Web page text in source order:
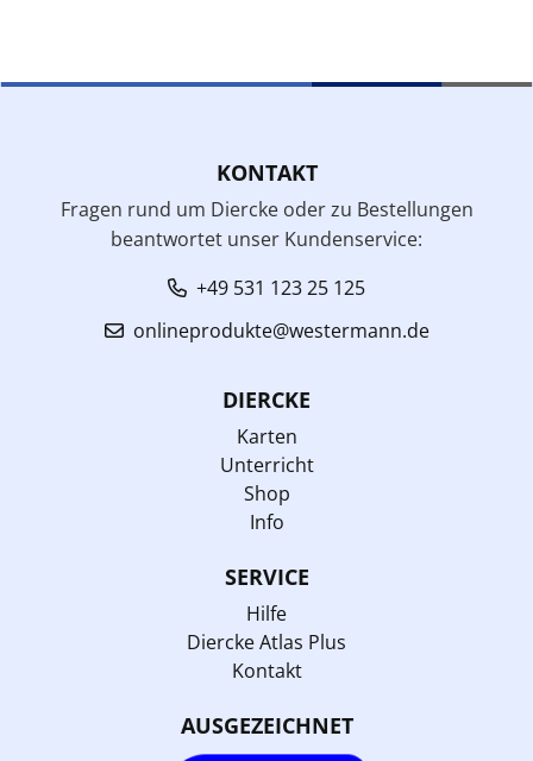
KONTAKT
Fragen rund um Diercke oder zu Bestellungen
beantwortet unser Kundenservice:
+49 531 123 25 125
onlineprodukte@westermann.de
DIERCKE
Karten
Unterricht
Shop
Info
SERVICE
Hilfe
Diercke Atlas Plus
Kontakt
AUSGEZEICHNET